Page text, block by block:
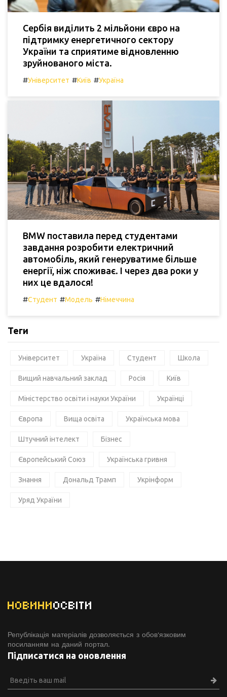
Сербія виділить 2 мільйони євро на
підтримку енергетичного сектору
України та сприятиме відновленню
зруйнованого міста.
#Університет #Київ #Україна
BMW поставила перед студентами
завдання розробити електричний
автомобіль, який генеруватиме більше
енергії, ніж споживає. І через два роки у
них це вдалося!
#Студент #Модель #Німеччина
Теги
Університет Україна Студент Школа
Вищий навчальний заклад Росія Київ
Міністерство освіти і науки України Українці
Європа Вища освіта Українська мова
Штучний інтелект Бізнес
Європейський Союз Українська гривня
Знання Дональд Трамп Укрінформ
Уряд України
НОВИНИОСВІТИ
Републікація матеріалів дозволяється з обов'язковим
посиланням на даний портал.
Підписатися на оновлення